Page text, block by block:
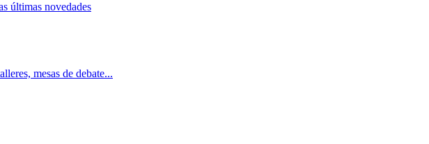
últimas novedades
mesas de debate...